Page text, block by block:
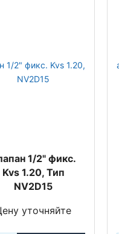
1/2" фикс.
Kvs 1.20, Тип
NV2D15
уточняйте